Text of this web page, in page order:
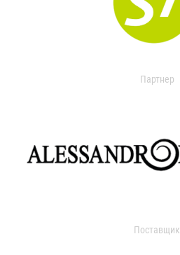
Партнер
Поставщик